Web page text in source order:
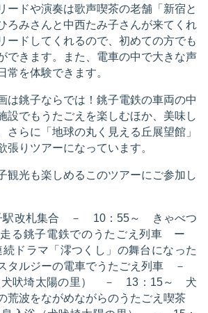
ードや演奏は歌声喫茶の老舗「新宿と
ろみさんと中西たみ子さんが来てくれ
ードしてくれるので、初めての方でも
できます。また、電車の中で大きな声
常を体験できます。
は銚子ならでは！銚子電鉄の車両の中
設でもうたごえを楽しむほか、美味し
さらに「地球の丸く見える丘展望館」
張りツアーになっています。
観光も楽しめるこのツアーにご参加し
改札集合 － 10：55～ きゃべつ
走る銚子電鉄でのうたごえ列車 ー
ドラマ「澪つくし」の舞台になった
タルジーの電車でうたごえ列車 －
吠埼太陽の里） － 13：15～ 犬
荒波をながめながらのうたごえ喫茶